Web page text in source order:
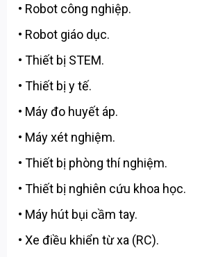
• Robot công nghiệp.
• Robot giáo dục.
• Thiết bị STEM.
• Thiết bị y tế.
• Máy đo huyết áp.
• Máy xét nghiệm.
• Thiết bị phòng thí nghiệm.
• Thiết bị nghiên cứu khoa học.
• Máy hút bụi cầm tay.
• Xe điều khiển từ xa (RC).